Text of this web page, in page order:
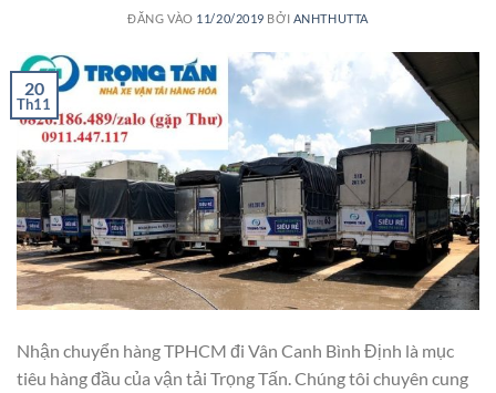
ĐĂNG VÀO 11/20/2019 BỞI ANHTHUTTA
20
Th11
Nhận chuyển hàng TPHCM đi Vân Canh Bình Định là mục
tiêu hàng đầu của vận tải Trọng Tấn. Chúng tôi chuyên cung